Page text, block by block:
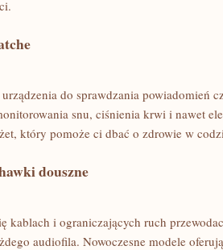
‍do sprawdzania powiadomień
snu, ciśnienia krwi i nawet
który pomoże ci ‌dbać o zdrowie w
douszne
kablach i ograniczających ruch⁤
audiofila. ‍Nowoczesne modele